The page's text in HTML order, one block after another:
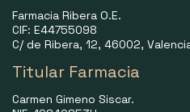
Farmacia Ribera O.E.
CIF: E44755098
C/ de Ribera, 12, 46002,
Titular Farmacia
Carmen Gimeno Siscar.